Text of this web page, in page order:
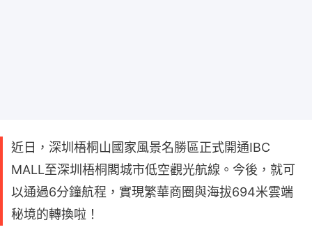
近日，深圳梧桐山國家風景名勝區正式開通IBC
MALL至深圳梧桐閣城市低空觀光航線。今後，就可
以通過6分鐘航程，實現繁華商圈與海拔694米雲端
秘境的轉換啦！